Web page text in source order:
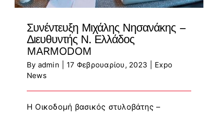
Συνέντευξη Μιχάλης Νησανάκης –
Διευθυντής Ν. Ελλάδος
MARMODOM
By admin 17 Φεβρουαρίου, 2023
Expo
News
Η Οικοδομή βασικός στυλοβάτης –